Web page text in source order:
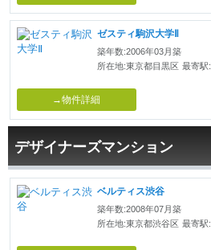
ゼスティ駒沢大学Ⅱ
築年数:2006年03月築
所在地:東京都目黒区 最寄駅
→物件詳細
デザイナーズマンション
ベルティス渋谷
築年数:2008年07月築
所在地:東京都渋谷区 最寄駅